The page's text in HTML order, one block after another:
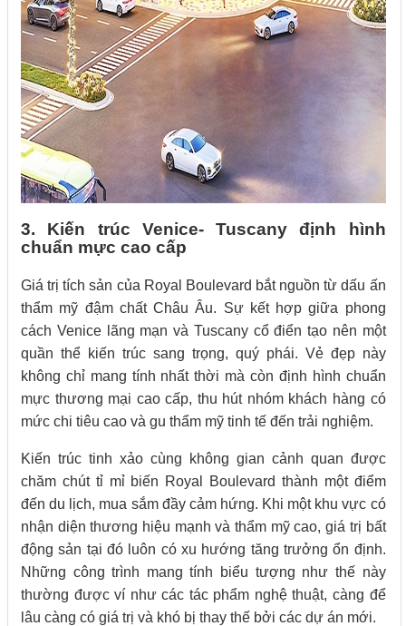
3. Kiến trúc Venice- Tuscany định hình
chuẩn mực cao cấp
Giá trị tích sản của Royal Boulevard bắt nguồn từ dấu ấn
thẩm mỹ đậm chất Châu Âu. Sự kết hợp giữa phong
cách Venice lãng mạn và Tuscany cổ điển tạo nên một
quần thể kiến trúc sang trọng, quý phái. Vẻ đẹp này
không chỉ mang tính nhất thời mà còn định hình chuẩn
mực thương mại cao cấp, thu hút nhóm khách hàng có
mức chi tiêu cao và gu thẩm mỹ tinh tế đến trải nghiệm.
Kiến trúc tinh xảo cùng không gian cảnh quan được
chăm chút tỉ mỉ biến Royal Boulevard thành một điểm
đến du lịch, mua sắm đầy cảm hứng. Khi một khu vực có
nhận diện thương hiệu mạnh và thẩm mỹ cao, giá trị bất
động sản tại đó luôn có xu hướng tăng trưởng ổn định.
Những công trình mang tính biểu tượng như thế này
thường được ví như các tác phẩm nghệ thuật, càng để
lâu càng có giá trị và khó bị thay thế bởi các dự án mới.